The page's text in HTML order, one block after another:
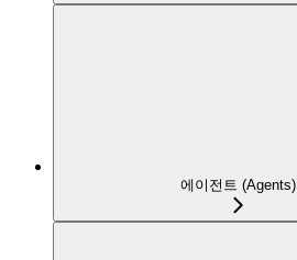
에이전트 (Agents)